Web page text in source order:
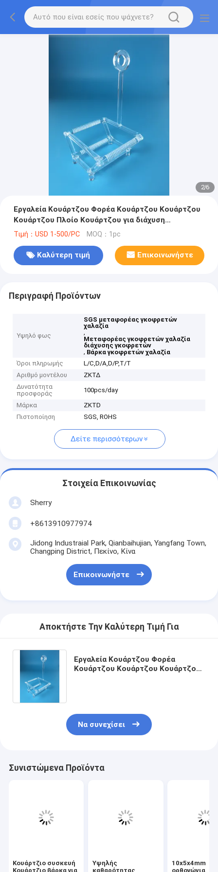
2/6
Εργαλεία Κουάρτζου Φορέα Κουάρτζου Κουάρτζου
Κουάρτζου Πλοίο Κουάρτζου για διάχυση
Κουάρτζου
Τιμή：USD 1-500/PC MOQ：1pc
Καλύτερη τιμή Επικοινωνήστε
Περιγραφή Προϊόντων
Υψηλό φως
SGS μεταφορέας γκοφρετών
χαλαζία
,
Μεταφορέας γκοφρετών χαλαζία
διάχυσης γκοφρετών
, Βάρκα γκοφρετών χαλαζία
Όροι πληρωμής
L/C,D/A,D/P,T/T
Αριθμό μοντέλου
ΖΚΤΔ
Δυνατότητα
προσφοράς
100pcs/day
Μάρκα
ZKTD
Πιστοποίηση
SGS, ROHS
Δείτε περισσότερων
Στοιχεία Επικοινωνίας
Sherry
+8613910977974
Jidong Industraial Park, Qianbaihujian, Yangfang Town,
Changping District, Πεκίνο, Κίνα
Επικοινωνήστε
Αποκτήστε Την Καλύτερη Τιμή Για
Εργαλεία Κουάρτζου Φορέα
Κουάρτζου Κουάρτζου Κουάρτζου
Να συνεχίσει
Συνιστώμενα Προϊόντα
Κουάρτζιο συσκευή
Κουάρτζιο βάρκα για
Υψηλής
καθαρότητας
10x5x4mm
ορθογώνια